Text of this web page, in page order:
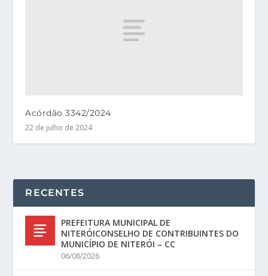
Acórdão 3342/2024
22 de julho de 2024
RECENTES
PREFEITURA MUNICIPAL DE
NITERÓICONSELHO DE CONTRIBUINTES DO
MUNICÍPIO DE NITERÓI – CC
06/08/2026